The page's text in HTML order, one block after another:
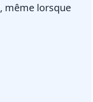
, même lorsque